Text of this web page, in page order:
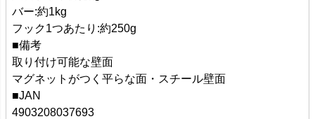
バー:約1kg
フック1つあたり:約250g
■備考
取り付け可能な壁面
マグネットがつく平らな面・スチール壁面
■JAN
4903208037693